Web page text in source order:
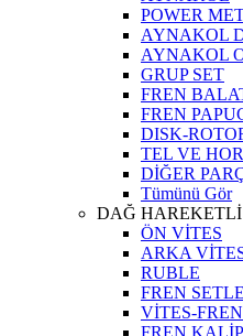
POWER
AYNAKOL
AYNAKOL
GRUP SET
FREN
FREN
DISK-
TEL VE
DİĞER
Tümünü Gör
DAĞ
ÖN VİTES
ARKA
RUBLE
FREN
VİTES-
FREN